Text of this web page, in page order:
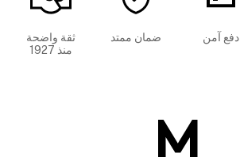
دفع آمن ضمان ممتد
ثقة واضحة
منذ 1927